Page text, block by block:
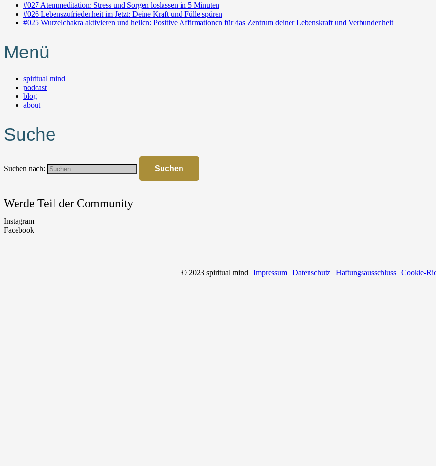
#027 Atemmeditation: Stress und Sorgen loslassen in 5 Minuten
#026 Lebenszufriedenheit im Jetzt: Deine Kraft und Fülle spüren
#025 Wurzelchakra aktivieren und heilen: Positive Affirmationen für das Zentrum deiner Lebenskraft und Verbundenheit
Menü
spiritual mind
podcast
blog
about
Suche
Suchen nach:
Werde Teil der Community
Instagram
Facebook
© 2023 spiritual mind | Impressum| Datenschutz| Haftungsausschluss| Cookie-